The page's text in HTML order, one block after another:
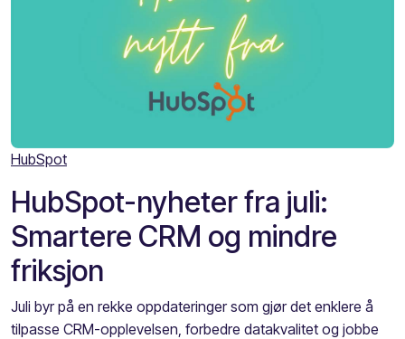
HubSpot
HubSpot-nyheter fra juli:
Smartere CRM og mindre
friksjon
Juli byr på en rekke oppdateringer som gjør det enklere å
tilpasse CRM-opplevelsen, forbedre datakvalitet og jobbe